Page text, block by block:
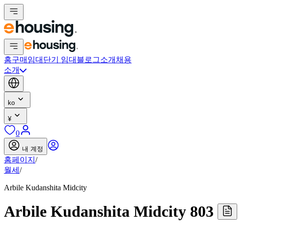
홈구매 임대 단기 임대 블로그소개 채용
소개
ko
¥
0
내 계정
홈페이지 /
월세 /
Arbile Kudanshita Midcity
Arbile Kudanshita Midcity 803